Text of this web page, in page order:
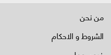
من نحن
الشروط و الاحكام